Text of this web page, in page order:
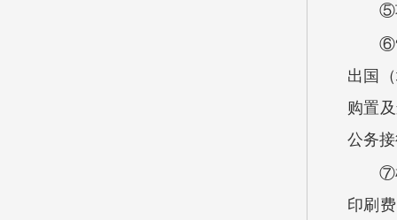
⑤
出国
购置
公务
⑦
印刷